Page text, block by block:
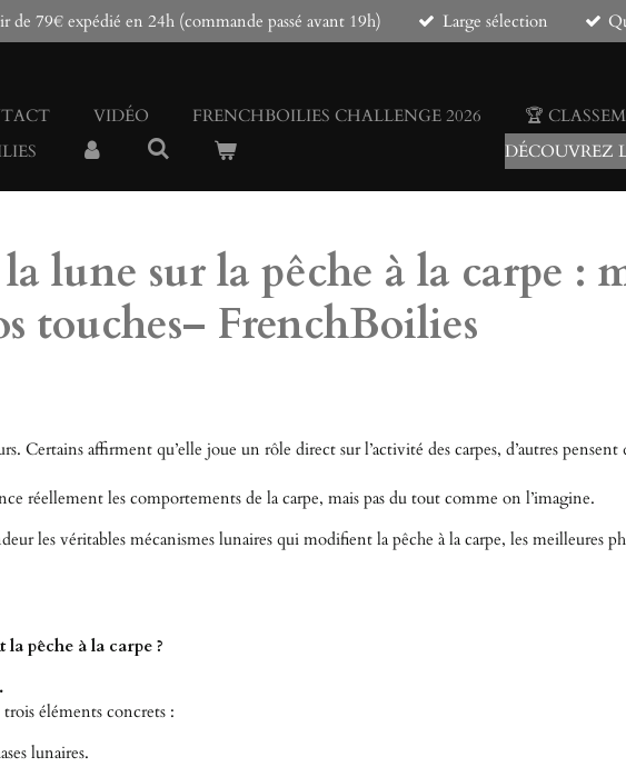
de 79€ expédié en 24h (commande passé avant 19h) Large sélection
VIDÉO FRENCHBOILIES CHALLENGE 2026
🏆
DÉCOUVREZ
lune sur la pêche à la carpe :
touches– FrenchBoilies
Certains affirment qu’elle joue un rôle direct sur l’activité des carpes, d’autres pensent
réellement les comportements de la carpe, mais pas du tout comme on l’imagine.
les véritables mécanismes lunaires qui modifient la pêche à la carpe, les meilleures
pêche à la carpe ?
éléments concrets :
lunaires.